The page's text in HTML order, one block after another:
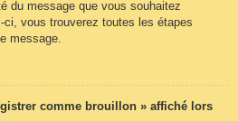
du message que vous souhaitez
ci, vous trouverez toutes les étapes
message.
comme brouillon » affiché lors